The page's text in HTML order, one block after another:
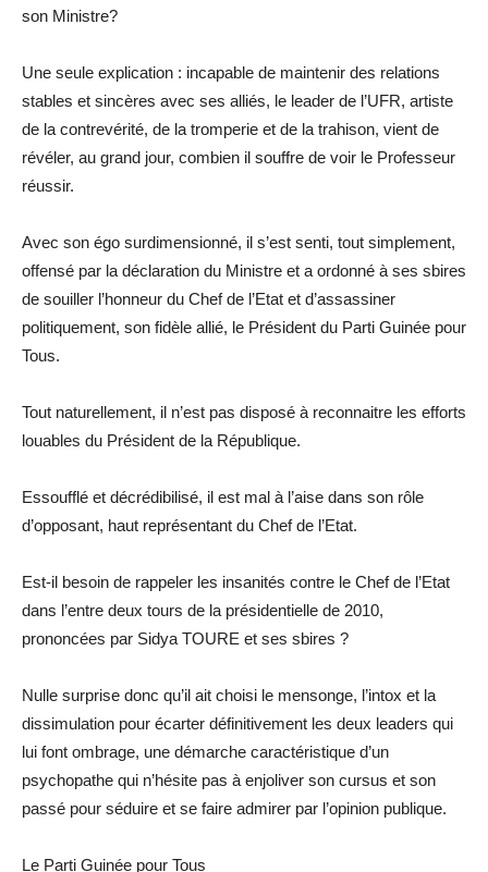
son Ministre?
Une seule explication : incapable de maintenir des relations
stables et sincères avec ses alliés, le leader de l’UFR, artiste
de la contrevérité, de la tromperie et de la trahison, vient de
révéler, au grand jour, combien il souffre de voir le Professeur
réussir.
Avec son égo surdimensionné, il s’est senti, tout simplement,
offensé par la déclaration du Ministre et a ordonné à ses sbires
de souiller l’honneur du Chef de l’Etat et d’assassiner
politiquement, son fidèle allié, le Président du Parti Guinée pour
Tous.
Tout naturellement, il n’est pas disposé à reconnaitre les efforts
louables du Président de la République.
Essoufflé et décrédibilisé, il est mal à l’aise dans son rôle
d’opposant, haut représentant du Chef de l’Etat.
Est-il besoin de rappeler les insanités contre le Chef de l’Etat
dans l’entre deux tours de la présidentielle de 2010,
prononcées par Sidya TOURE et ses sbires ?
Nulle surprise donc qu’il ait choisi le mensonge, l’intox et la
dissimulation pour écarter définitivement les deux leaders qui
lui font ombrage, une démarche caractéristique d’un
psychopathe qui n’hésite pas à enjoliver son cursus et son
passé pour séduire et se faire admirer par l’opinion publique.
Le Parti Guinée pour Tous